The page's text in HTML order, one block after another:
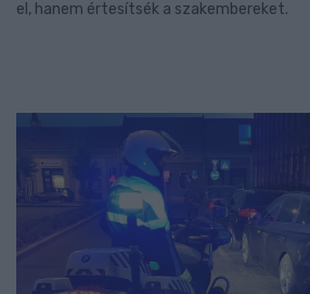
el, hanem értesítsék a szakembereket.